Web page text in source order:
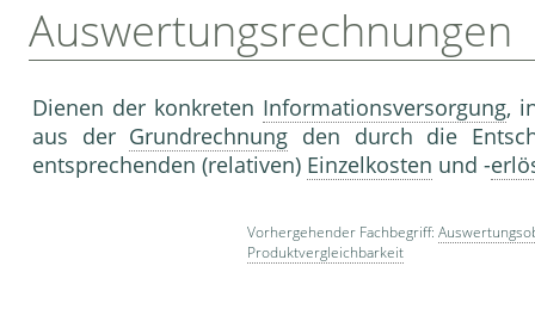
Auswertungsrechnungen
Dienen der konkreten Informationsversorgung,
aus der Grundrechnung den durch die
entsprechenden (relativen) Einzelkosten und -
Vorhergehender Fachbegriff:
Produktvergleichbarkeit